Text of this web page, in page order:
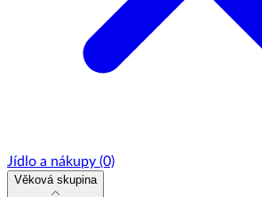
Jídlo a nákupy (0)
Věková skupina